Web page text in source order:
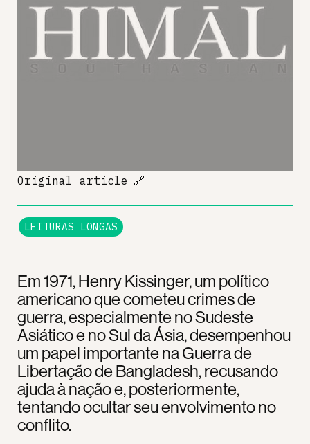
Em 1971, Henry Kissinger, um político
americano que cometeu crimes de
guerra, especialmente no Sudeste
Asiático e no Sul da Ásia, desempenhou
um papel importante na Guerra de
Libertação de Bangladesh, recusando
ajuda à nação e, posteriormente,
tentando ocultar seu envolvimento no
conflito.
Original article 🔗
LEITURAS LONGAS